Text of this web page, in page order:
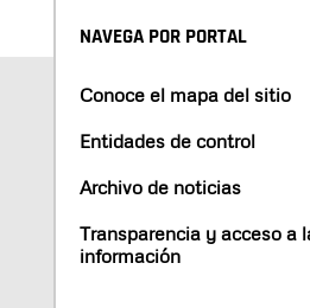
NAVEGA POR PORTAL
Conoce el mapa del sitio
Entidades de control
Archivo de noticias
Transparencia y acceso a
información